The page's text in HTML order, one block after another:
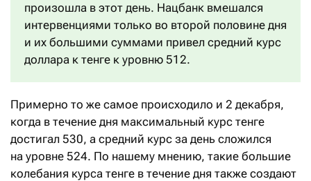
произошла в этот день. Нацбанк вмешался
интервенциями только во второй половине дня
и их большими суммами привел средний курс
доллара к тенге к уровню 512.
Примерно то же самое происходило и 2 декабря,
когда в течение дня максимальный курс тенге
достигал 530, а средний курс за день сложился
на уровне 524. По нашему мнению, такие большие
колебания курса тенге в течение дня также создают